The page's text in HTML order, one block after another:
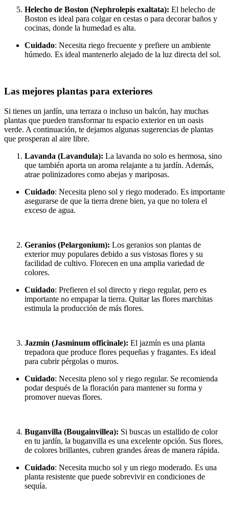
Helecho de Boston (Nephrolepis exaltata): El helecho de
Boston es ideal para colgar en cestas o para decorar baños y
cocinas, donde la humedad es alta.
Cuidado: Necesita riego frecuente y prefiere un ambiente
húmedo. Es ideal mantenerlo alejado de la luz directa del sol.
Las mejores plantas para exteriores
Si tienes un jardín, una terraza o incluso un balcón, hay muchas
plantas que pueden transformar tu espacio exterior en un oasis
verde. A continuación, te dejamos algunas sugerencias de plantas
que prosperan al aire libre.
Lavanda (Lavandula): La lavanda no solo es hermosa, sino
que también aporta un aroma relajante a tu jardín. Además,
atrae polinizadores como abejas y mariposas.
Cuidado: Necesita pleno sol y riego moderado. Es importante
asegurarse de que la tierra drene bien, ya que no tolera el
exceso de agua.
Geranios (Pelargonium): Los geranios son plantas de
exterior muy populares debido a sus vistosas flores y su
facilidad de cultivo. Florecen en una amplia variedad de
colores.
Cuidado: Prefieren el sol directo y riego regular, pero es
importante no empapar la tierra. Quitar las flores marchitas
estimula la producción de más flores.
Jazmín (Jasminum officinale): El jazmín es una planta
trepadora que produce flores pequeñas y fragantes. Es ideal
para cubrir pérgolas o muros.
Cuidado: Necesita pleno sol y riego regular. Se recomienda
podar después de la floración para mantener su forma y
promover nuevas flores.
Buganvilla (Bougainvillea): Si buscas un estallido de color
en tu jardín, la buganvilla es una excelente opción. Sus flores,
de colores brillantes, cubren grandes áreas de manera rápida.
Cuidado: Necesita mucho sol y un riego moderado. Es una
planta resistente que puede sobrevivir en condiciones de
sequía.